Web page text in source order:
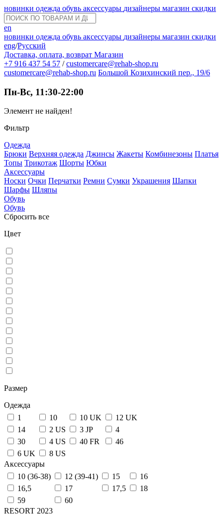
новинки одежда обувь аксессуары дизайнеры магазин скидки
en
новинки одежда обувь аксессуары дизайнеры магазин скидки
eng/Русский
Доставка, оплата, возврат Магазин
+7 916 437 54 57 / customercare@rehab-shop.ru
customercare@rehab-shop.ru Большой Козихинский пер., 19/6
Пн-Вс, 11:30-22:00
Элемент не найден!
Фильтр
Одежда
Брюки Верхняя одежда Джинсы Жакеты Комбинезоны Платья
Топы Трикотаж Шорты Юбки
Аксессуары
Носки Очки Перчатки Ремни Сумки Украшения Шапки
Шарфы Шляпы
Обувь
Обувь
Сбросить все
Цвет
Размер
Одежда
1
10 10 UK
12 UK
14
2 US 3 JP
4
30
4 US 40 FR
46
6 UK
8 US
Аксессуары
10 (36-38)
12 (39-41) 15
16
16,5
17 17,5
18
59
60
RESORT 2023